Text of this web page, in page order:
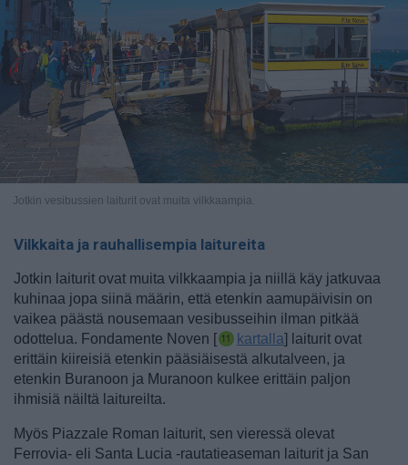
Jotkin vesibussien laiturit ovat muita vilkkaampia.
Vilkkaita ja rauhallisempia laitureita
Jotkin laiturit ovat muita vilkkaampia ja niillä käy jatkuvaa
kuhinaa jopa siinä määrin, että etenkin aamupäivisin on
vaikea päästä nousemaan vesibusseihin ilman pitkää
odottelua. Fondamente Noven [
kartalla] laiturit ovat
erittäin kiireisiä etenkin pääsiäisestä alkutalveen, ja
etenkin Buranoon ja Muranoon kulkee erittäin paljon
ihmisiä näiltä laitureilta.
Myös Piazzale Roman laiturit, sen vieressä olevat
Ferrovia- eli Santa Lucia -rautatieaseman laiturit ja San